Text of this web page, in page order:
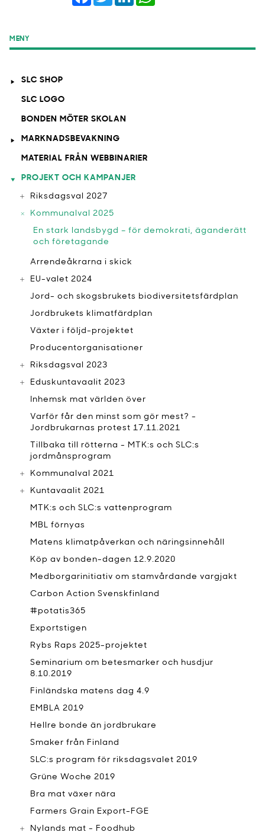
MENY
SLC SHOP
SLC LOGO
BONDEN MÖTER SKOLAN
MARKNADSBEVAKNING
MATERIAL FRÅN WEBBINARIER
PROJEKT OCH KAMPANJER
Riksdagsval 2027
Kommunalval 2025
En stark landsbygd – för demokrati, äganderätt
och företagande
Arrendeåkrarna i skick
EU-valet 2024
Jord- och skogsbrukets biodiversitetsfärdplan
Jordbrukets klimatfärdplan
Växter i följd-projektet
Producentorganisationer
Riksdagsval 2023
Eduskuntavaalit 2023
Inhemsk mat världen över
Varför får den minst som gör mest? -
Jordbrukarnas protest 17.11.2021
Tillbaka till rötterna - MTK:s och SLC:s
jordmånsprogram
Kommunalval 2021
Kuntavaalit 2021
MTK:s och SLC:s vattenprogram
MBL förnyas
Matens klimatpåverkan och näringsinnehåll
Köp av bonden-dagen 12.9.2020
Medborgarinitiativ om stamvårdande vargjakt
Carbon Action Svenskfinland
#potatis365
Exportstigen
Rybs Raps 2025-projektet
Seminarium om betesmarker och husdjur
8.10.2019
Finländska matens dag 4.9
EMBLA 2019
Hellre bonde än jordbrukare
Smaker från Finland
SLC:s program för riksdagsvalet 2019
Grüne Woche 2019
Bra mat växer nära
Farmers Grain Export-FGE
Nylands mat - Foodhub